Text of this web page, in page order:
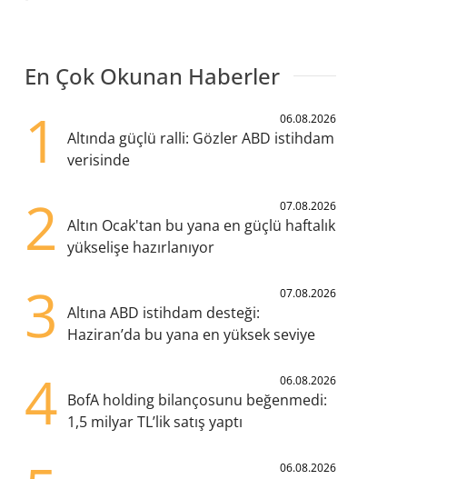
En Çok Okunan Haberler
1 06.08.2026
Altında güçlü ralli: Gözler ABD istihdam
verisinde
2 07.08.2026
Altın Ocak'tan bu yana en güçlü haftalık
yükselişe hazırlanıyor
3 07.08.2026
Altına ABD istihdam desteği:
Haziran’da bu yana en yüksek seviye
4 06.08.2026
BofA holding bilançosunu beğenmedi:
1,5 milyar TL’lik satış yaptı
06.08.2026